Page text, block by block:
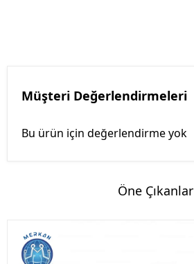
Müşteri Değerlendirmeleri
Bu ürün için değerlendirme yok
Öne Çıkanlar